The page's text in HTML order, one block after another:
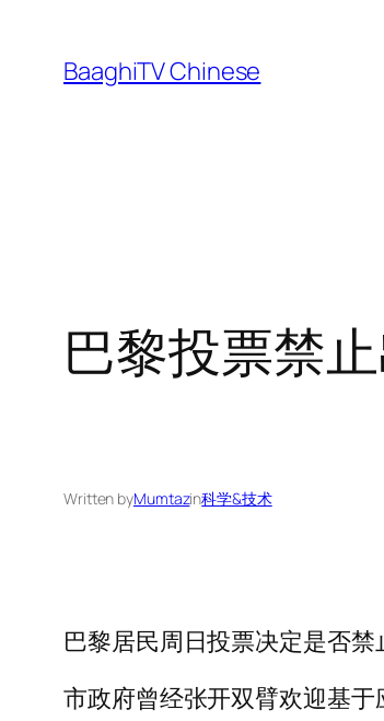
content
BaaghiTV Chinese
巴黎投票禁
Written byMumtazin科学&技术
巴黎居民周日投票决定是否
市政府曾经张开双臂欢迎基于